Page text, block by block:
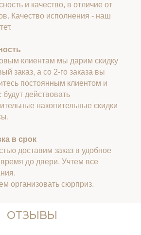
и качество, в отличие от
Качество исполнения - наш
клиентам мы дарим скидку
заказ, а со 2-го заказа вы
постоянным клиентом и
будут действовать
накопительные скидки
в срок
доставим заказ в удобное
до двери. Учтем все
организовать сюрприз.
ОТЗЫВЫ